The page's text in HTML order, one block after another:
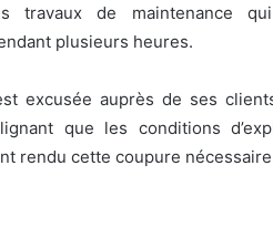
travaux de maintenance
plusieurs heures.
excusée auprès de ses
que les conditions
rendu cette coupure